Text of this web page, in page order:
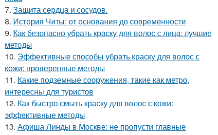
7. Защита сердца и сосудов.
8. История Читы: от основания до современности
9. Как безопасно убрать краску для волос с лица: лучшие
методы
10. Эффективные способы убрать краску для волос с
кожи: проверенные методы
11. Какие подземные сооружения, такие как метро,
интересны для туристов
12. Как быстро смыть краску для волос с кожи:
эффективные методы
13. Афиша Линды в Москве: не пропусти главные